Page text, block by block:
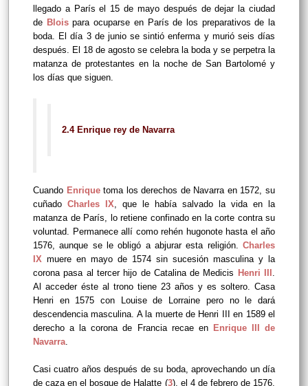
llegado a París el 15 de mayo después de dejar la ciudad
de Blois para ocuparse en París de los preparativos de la
boda. El día 3 de junio se sintió enferma y murió seis días
después. El 18 de agosto se celebra la boda y se perpetra la
matanza de protestantes en la noche de San Bartolomé y
los días que siguen.
2.4 Enrique rey de Navarra
Cuando Enrique toma los derechos de Navarra en 1572, su
cuñado Charles IX, que le había salvado la vida en la
matanza de París, lo retiene confinado en la corte contra su
voluntad. Permanece allí como rehén hugonote hasta el año
1576, aunque se le obligó a abjurar esta religión. Charles
IX muere en mayo de 1574 sin sucesión masculina y la
corona pasa al tercer hijo de Catalina de Medicis Henri III .
Al acceder éste al trono tiene 23 años y es soltero. Casa
Henri en 1575 con Louise de Lorraine pero no le dará
descendencia masculina. A la muerte de Henri III en 1589 el
derecho a la corona de Francia recae en Enrique III de
Navarra.
Casi cuatro años después de su boda, aprovechando un día
de caza en el bosque de Halatte (3), el 4 de febrero de 1576,